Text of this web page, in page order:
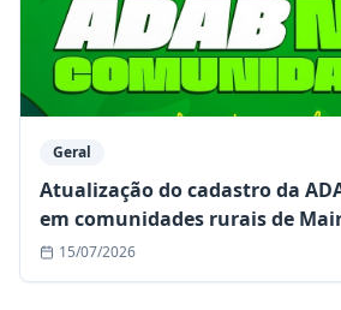
Geral
Atualização do cadastro da
em comunidades rurais de
de julho
15/07/2026